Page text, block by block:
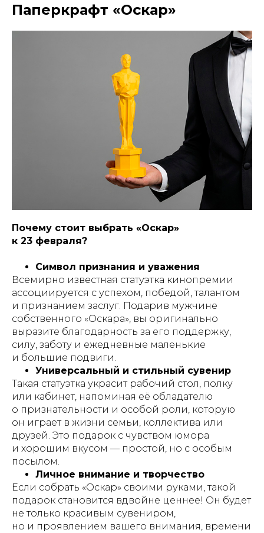
Паперкрафт «Оскар»
Почему стоит выбрать «Оскар»
к 23 февраля?
Символ признания и уважения
Всемирно известная статуэтка кинопремии
ассоциируется с успехом, победой, талантом
и признанием заслуг. Подарив мужчине
собственного «Оскара», вы оригинально
выразите благодарность за его поддержку,
силу, заботу и ежедневные маленькие
и большие подвиги.
Универсальный и стильный сувенир
Такая статуэтка украсит рабочий стол, полку
или кабинет, напоминая её обладателю
о признательности и особой роли, которую
он играет в жизни семьи, коллектива или
друзей. Это подарок с чувством юмора
и хорошим вкусом — простой, но с особым
посылом.
Личное внимание и творчество
Если собрать «Оскар» своими руками, такой
подарок становится вдвойне ценнее! Он будет
не только красивым сувениром,
но и проявлением вашего внимания, времени